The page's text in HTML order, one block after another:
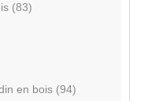
(83)
en bois (94)